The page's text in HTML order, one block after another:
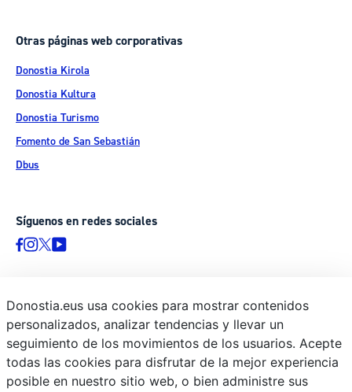
Otras páginas web corporativas
Donostia Kirola
Donostia Kultura
Donostia Turismo
Fomento de San Sebastián
Dbus
Síguenos en redes sociales
© Donostiako Udala - Ayuntamiento de Donostia / San Sebastián
Ijentea 1, 20003 Donostia / San Sebastián
Aviso legal
Política de privacidad
Donostia.eus usa cookies para mostrar contenidos
personalizados, analizar tendencias y llevar un
seguimiento de los movimientos de los usuarios. Acepte
todas las cookies para disfrutar de la mejor experiencia
posible en nuestro sitio web, o bien administre sus